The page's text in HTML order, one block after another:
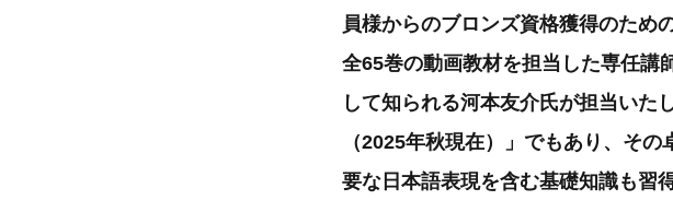
員様からのブロンズ資格獲得のため
全65巻の動画教材を担当した専任講
して知られる河本友介氏が担当いた
（2025年秋現在）」でもあり、そ
要な日本語表現を含む基礎知識も習